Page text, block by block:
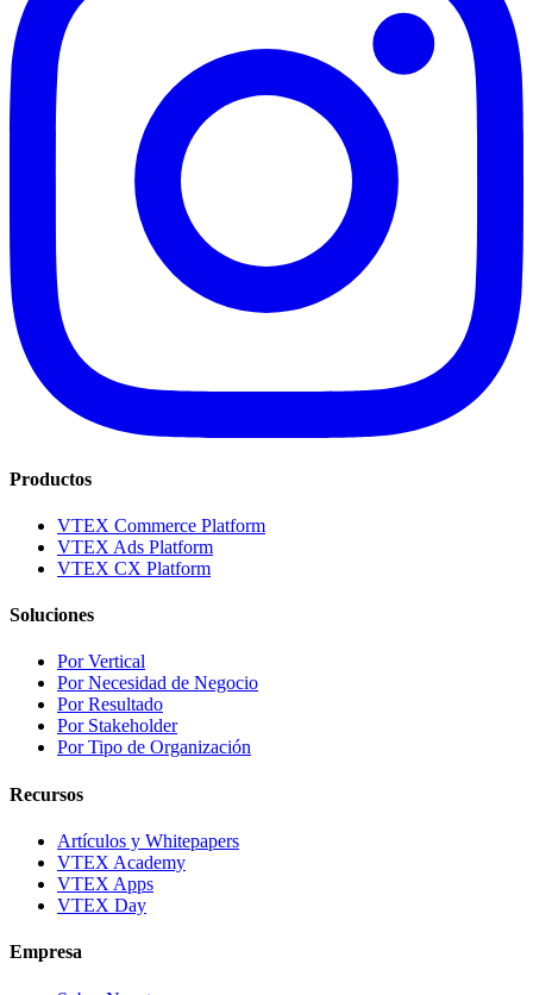
Productos
VTEX Commerce Platform
VTEX Ads Platform
VTEX CX Platform
Soluciones
Por Vertical
Por Necesidad de Negocio
Por Resultado
Por Stakeholder
Por Tipo de Organización
Recursos
Artículos y Whitepapers
VTEX Academy
VTEX Apps
VTEX Day
Empresa